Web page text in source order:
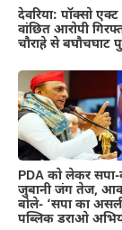
देवरिया: पॉक्सो
वांछित आरोपी
चौराहे से बघौचघाट
PDA को लेकर
जुबानी जंग तेज,
बोले- ‘सपा का
पब्लिक डराओ